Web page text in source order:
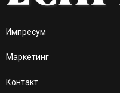
Импресум
Маркетинг
Контакт